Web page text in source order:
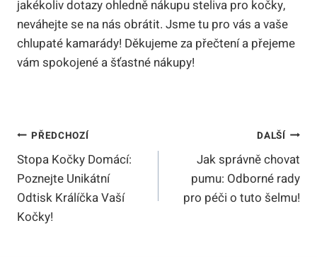
jakékoliv dotazy ohledně nákupu steliva pro kočky,
neváhejte se na nás obrátit. Jsme tu pro vás a vaše
chlupaté kamarády! Děkujeme za přečtení a přejeme
vám spokojené a šťastné nákupy!
Navigace
Pro
Příspěvek
PŘEDCHOZÍ
Stopa Kočky Domácí:
Poznejte Unikátní
Odtisk Králíčka Vaší
Kočky!
DALŠÍ
Jak správně chovat
pumu: Odborné rady
pro péči o tuto šelmu!